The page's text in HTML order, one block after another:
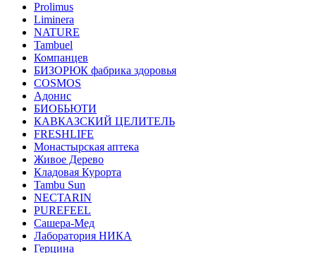
Prolimus
Liminera
NATURE
Tambuel
Компанцев
БИЗОРЮК фабрика здоровья
COSMOS
Адонис
БИОБЬЮТИ
КАВКАЗСКИЙ ЦЕЛИТЕЛЬ
FRESHLIFE
Монастырская аптека
Живое Дерево
Кладовая Курорта
Tambu Sun
NECTARIN
PUREFEEL
Сашера-Мед
Лаборатория НИКА
Герцина